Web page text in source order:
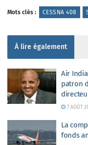
Mots clés : CESSNA 408
À lire également
Air
patron
7 AOÛT
La
fonds